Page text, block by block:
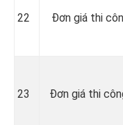
22 Đơn giá thi
23 Đơn giá thi